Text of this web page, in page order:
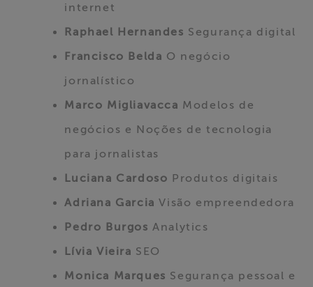
internet
Raphael Hernandes Segurança digital
Francisco Belda O negócio
jornalístico
Marco Migliavacca Modelos de
negócios e Noções de tecnologia
para jornalistas
Luciana Cardoso Produtos digitais
Adriana Garcia Visão empreendedora
Pedro Burgos Analytics
Lívia Vieira SEO
Monica Marques Segurança pessoal e